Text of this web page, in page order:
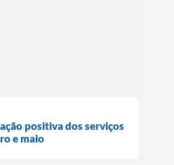
positiva dos serviços
e maio